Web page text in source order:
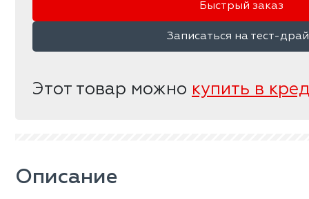
Быстрый заказ
Записаться на тест-
Этот товар можно купить в
Описание